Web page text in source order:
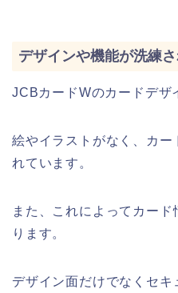
デザインや機能が洗練
JCBカードWのカードデザ
絵やイラストがなく、カー
れています。
また、これによってカー
ります。
デザイン面だけでなくセ